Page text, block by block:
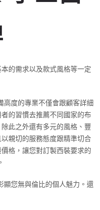
的需求以及款式風格等一定
高度的專業不僅會跟顧客詳細
的習慣去推薦不同國家的布
此之外還有多元的風格、豐
親切的服務態度跟精準切合
格，讓您對訂製西裝要求的
顯您無與倫比的個人魅力。還